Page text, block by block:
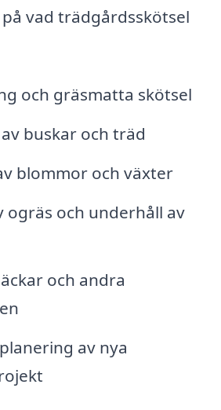
vad trädgårdsskötsel
och gräsmatta skötsel
buskar och träd
blommor och växter
ogräs och underhåll av
och andra
av nya